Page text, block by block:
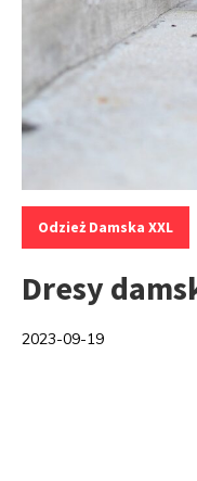
Kategorie:
Odzież Damska XXL
Dresy
2023-09-19